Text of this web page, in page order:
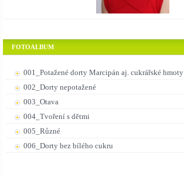
FOTOALBUM
001_Potažené dorty Marcipán aj. cukrářské hmoty
002_Dorty nepotažené
003_Otava
004_Tvoření s dětmi
005_Různé
006_Dorty bez bílého cukru